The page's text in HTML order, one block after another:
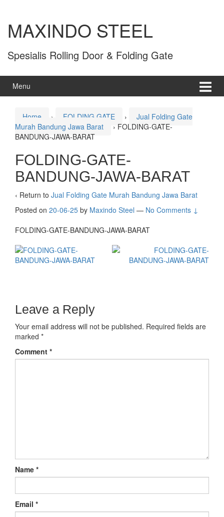
MAXINDO STEEL
Spesialis Rolling Door & Folding Gate
Menu
Home › FOLDING GATE ›
Jual Folding Gate
Murah Bandung Jawa Barat
› FOLDING-GATE-
BANDUNG-JAWA-BARAT
FOLDING-GATE-
BANDUNG-JAWA-BARAT
‹ Return to Jual Folding Gate Murah Bandung Jawa Barat
Posted on 20-06-25 by Maxindo Steel — No Comments ↓
FOLDING-GATE-BANDUNG-JAWA-BARAT
Leave a Reply
Your email address will not be published. Required fields are
marked *
Comment *
Name *
Email *